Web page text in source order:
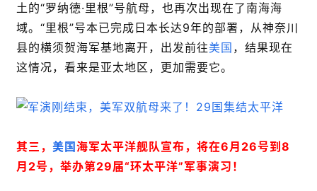
土的“罗纳德·里根”号航母，也再次出现在了南海海
域。“里根”号本已完成日本长达9年的部署，从神奈川
县的横须贺海军基地离开，出发前往美国 ，结果现在
这情况，看来是亚太地区，更加需要它。
其三， 美国 海军太平洋舰队宣布，将在6月26号到8
月2号，举办第29届“环太平洋”军事演习！